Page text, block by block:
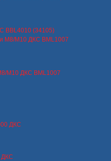
BBL4010 (34105)
М10 ДКС BML1007
ДКС